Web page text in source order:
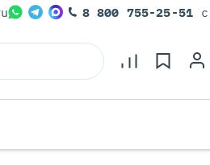
8 800 755-25-51